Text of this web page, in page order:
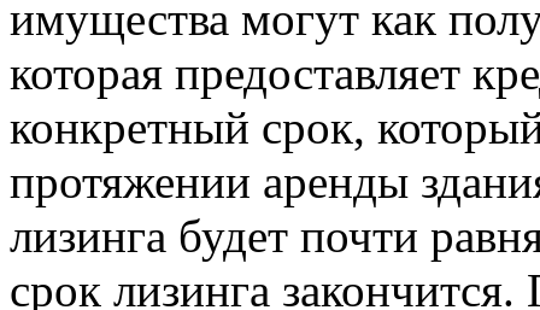
имущества могут как
которая предоставляет
конкретный срок,
протяжении аренды
лизинга будет почти
срок лизинга